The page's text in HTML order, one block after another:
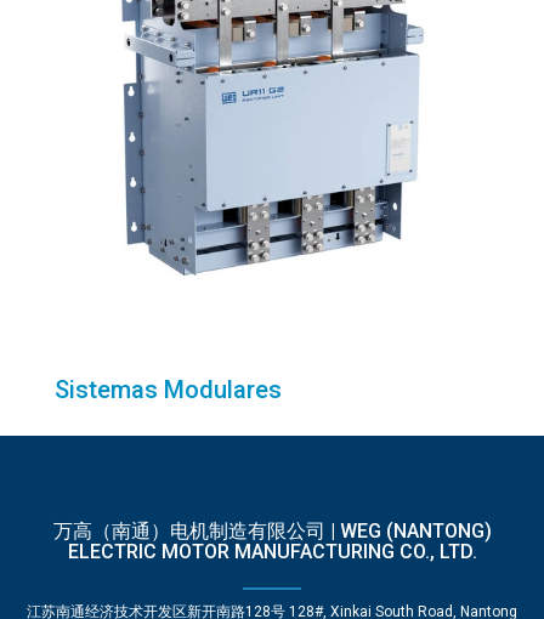
Sistemas Modulares
万高（南通）电机制造有限公司 | WEG (NANTONG)
ELECTRIC MOTOR MANUFACTURING CO., LTD.
江苏南通经济技术开发区新开南路128号 128#, Xinkai South Road, Nantong